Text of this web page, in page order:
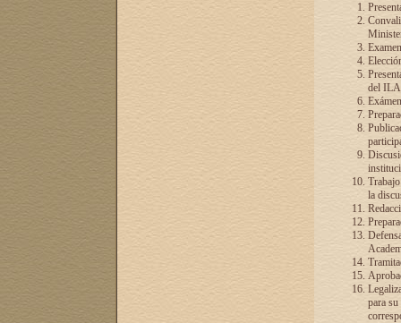
del
la
para